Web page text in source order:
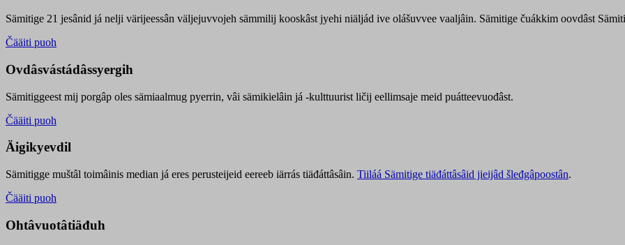
Sämitige 21 jesânid já nelji värijeessân väljejuvvojeh sämmilij kooskâst jyehi niäljád ive olášuvvee vaaljâin. Sämitige čuákkim oovdâst
Čääiti puoh
Ovdâsvástádâssyergih
Sämitiggeest mij porgâp oles sämiaalmug pyerrin, vâi sämikielâin já -kulttuurist ličij eellimsaje meid puátteevuođâst.
Čääiti puoh
Äigikyevdil
Sämitigge muštâl toimâinis median já eres perusteijeid eereeb iärrás tiäđáttâsâin. Tiiláá Sämitige tiäđáttâsâid jieijâd šleđgâpoostân.
Čääiti puoh
Ohtâvuotâtiäđuh